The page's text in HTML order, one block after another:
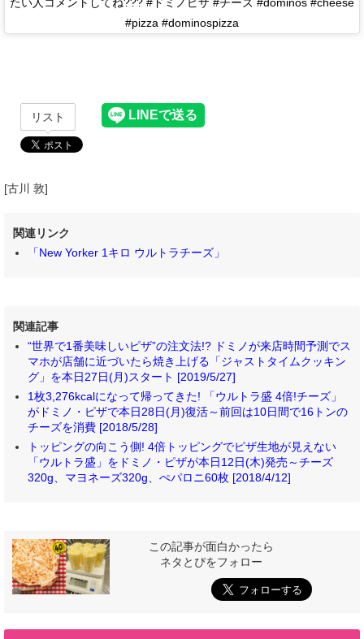
たい人コメントしてね??? #ドミノピザ #チーズ #dominos #cheese
#pizza #dominospizza
リスト
[古川 敦]
関連リンク
「New Yorker 1キロ ウルトラチーズ」
関連記事
“世界で1番美味しいピザ”の注文法!? ドミノが来店時間予測でス
マホが店舗に近づいたら焼き上げる「ジャストタイムクッキン
グ」を本日27日(月)スタート [2019/5/27]
1枚3,276kcalになって帰ってきた! 「ウルトラ盛 4倍!チーズ」
がドミノ・ピザで本日28日(月)復活～前回は10日間で16トンの
チーズを消費 [2018/5/28]
トッピングの向こう側! 4倍トッピングでピザ生地が見えない
「ウルトラ盛」をドミノ・ピザが本日12日(木)発売～チーズ
320g、マヨネーズ320g、ぺパロニ60枚 [2018/4/12]
この記事が面白かったら
ネタとぴをフォロー